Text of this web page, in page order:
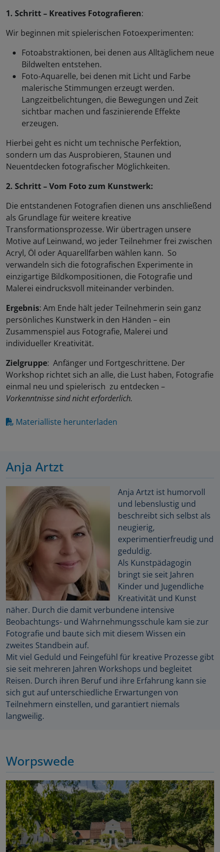
1. Schritt – Kreatives Fotografieren:
Wir beginnen mit spielerischen Fotoexperimenten:
Fotoabstraktionen, bei denen aus Alltäglichem neue
Bildwelten entstehen.
Foto-Aquarelle, bei denen mit Licht und Farbe
malerische Stimmungen erzeugt werden.
Langzeitbelichtungen, die Bewegungen und Zeit
sichtbar machen und faszinierende Effekte
erzeugen.
Hierbei geht es nicht um technische Perfektion,
sondern um das Ausprobieren, Staunen und
Neuentdecken fotografischer Möglichkeiten.
2. Schritt – Vom Foto zum Kunstwerk:
Die entstandenen Fotografien dienen uns anschließend
als Grundlage für weitere kreative
Transformationsprozesse. Wir übertragen unsere
Motive auf Leinwand, wo jeder Teilnehmer frei zwischen
Acryl, Öl oder Aquarellfarben wählen kann. So
verwandeln sich die fotografischen Experimente in
einzigartige Bildkompositionen, die Fotografie und
Malerei eindrucksvoll miteinander verbinden.
Ergebnis: Am Ende hält jeder Teilnehmerin sein ganz
persönliches Kunstwerk in den Händen – ein
Zusammenspiel aus Fotografie, Malerei und
individueller Kreativität.
Zielgruppe: Anfänger und Fortgeschrittene. Der
Workshop richtet sich an alle, die Lust haben, Fotografie
einmal neu und spielerisch zu entdecken –
Vorkenntnisse sind nicht erforderlich.
Materialliste herunterladen
Anja Artzt
Anja Artzt ist humorvoll
und lebenslustig und
beschreibt sich selbst als
neugierig,
experimentierfreudig und
geduldig.
Als Kunstpädagogin
bringt sie seit Jahren
Kinder und Jugendliche
Kreativität und Kunst
näher. Durch die damit verbundene intensive
Beobachtungs- und Wahrnehmungsschule kam sie zur
Fotografie und baute sich mit diesem Wissen ein
zweites Standbein auf.
Mit viel Geduld und Feingefühl für kreative Prozesse gibt
sie seit mehreren Jahren Workshops und begleitet
Reisen. Durch ihren Beruf und ihre Erfahrung kann sie
sich gut auf unterschiedliche Erwartungen von
Teilnehmern einstellen, und garantiert niemals
langweilig.
Worpswede